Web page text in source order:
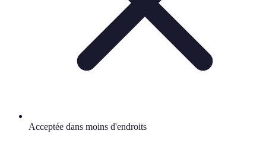
Acceptée dans moins d'endroits